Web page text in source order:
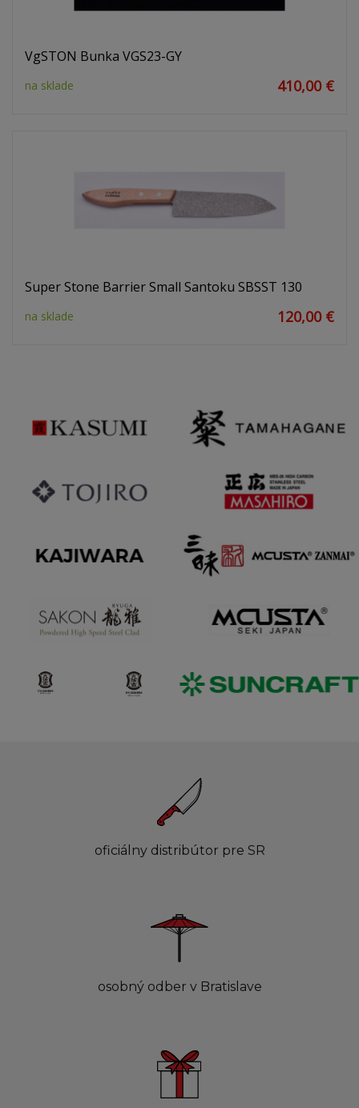
VgSTON Bunka VGS23-GY
na sklade 410,00 €
Super Stone Barrier Small Santoku SBSST 130
na sklade 120,00 €
oficiálny distribútor pre SR
osobný odber v Bratislave